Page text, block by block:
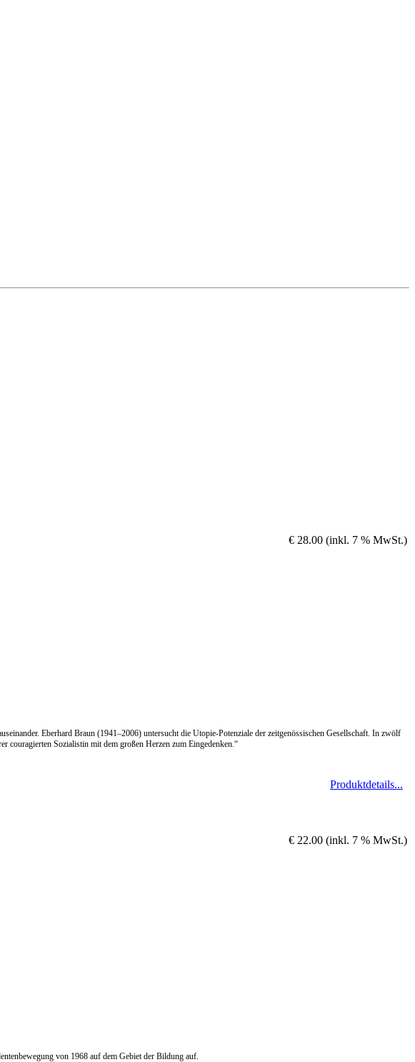
€ 28.00 (inkl. 7 % MwSt.)
Eberhard Braun (1941–2006) untersucht die Utopie-Potenziale der zeitgenössischen Gesellschaft. In zwölf
couragierten Sozialistin mit dem großen Herzen zum Eingedenken.“
Produktdetails...
€ 22.00 (inkl. 7 % MwSt.)
von 1968 auf dem Gebiet der Bildung auf.